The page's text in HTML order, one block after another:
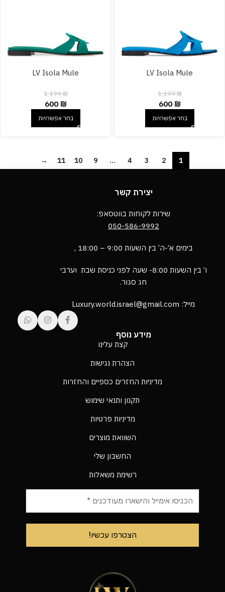
LV Isola Mule
1,199₪
600 ₪
בחר אפשרויות
LV Isola Mule
1,199₪
600 ₪
בחר אפשרויות
1
2
3
4
…
9
10
11
→
יצירת קשר
שירות לקוחות בווטסאפ:
050-586-9992
בימים א’-ה’ בין השעות 9:00 – 18:00 ,
ו’ בין השעות 8:00- שעה לפני כניסת שבת וערבי
חג סגור.
מייל: Luxury.world.israel@gmail.com
מידע נוסף
קצת עלינו
הצהרת נגישות
מדיניות החזרים כספיים והחזרות
תקנון ותנאי שימוש
מדיניות פרטיות
השוואת מוצרים
החשבון שלי
רשימת משאלות